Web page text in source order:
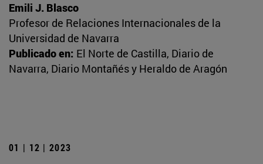
Emili J. Blasco
Profesor de Relaciones Internacionales de la
Universidad de Navarra
Publicado en: El Norte de Castilla, Diario de
Navarra, Diario Montañés y Heraldo de Aragón
01 | 12 | 2023